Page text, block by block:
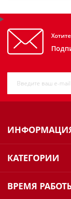
КАТЕГОРИИ
ВРЕМЯ